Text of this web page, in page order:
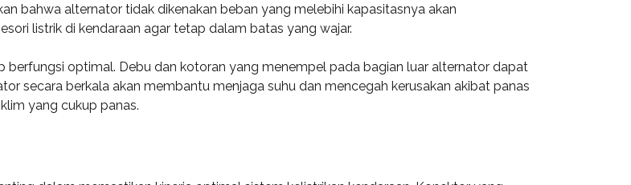
bahwa alternator tidak dikenakan beban yang melebihi kapasitasnya akan
listrik di kendaraan agar tetap dalam batas yang wajar.
optimal. Debu dan kotoran yang menempel pada bagian luar alternator dapat
secara berkala akan membantu menjaga suhu dan mencegah kerusakan akibat panas
yang cukup panas.